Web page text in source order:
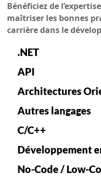
Bénéficiez de
maîtriser les bonnes
carrière dans le
.NET
API
Architectures
Autres langages
C/C++
Développement
No-Code / Low-